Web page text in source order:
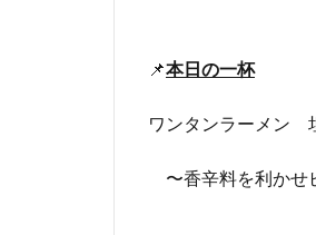
📌本日の一杯
ワンタンラーメン
〜香辛料を利かせ